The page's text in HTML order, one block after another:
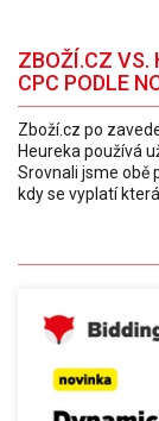
ZBOŽÍ.CZ VS.
CPC PODLE
Zboží.cz po
Heureka používá
Srovnali jsme obě
kdy se vyplatí